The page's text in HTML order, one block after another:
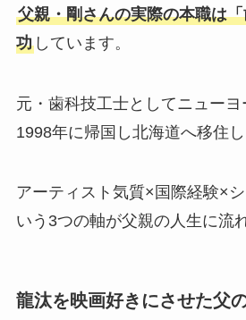
父親・剛さんの実際の本職は
功しています。
元・歯科技工士としてニューヨ
1998年に帰国し北海道へ移住し
アーティスト気質×国際経験×
いう3つの軸が父親の人生に流
龍汰を映画好きにさせた父